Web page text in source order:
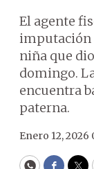
El agente
imputación
niña que
domingo.
encuentra
paterna.
Enero 12, 2026